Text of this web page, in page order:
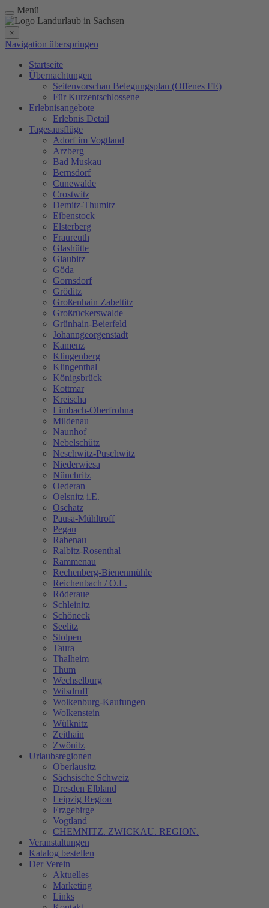
Menü
×
Navigation überspringen
Startseite
Übernachtungen
Seitenvorschau Belegungsplan (Offenes FE)
Für Kurzentschlossene
Erlebnisangebote
Erlebnis Detail
Tagesausflüge
Adorf im Vogtland
Arzberg
Bad Muskau
Bernsdorf
Cunewalde
Crostwitz
Demitz-Thumitz
Eibenstock
Elsterberg
Fraureuth
Glashütte
Glaubitz
Göda
Gornsdorf
Gröditz
Großenhain Zabeltitz
Großrückerswalde
Grünhain-Beierfeld
Johanngeorgenstadt
Kamenz
Klingenberg
Klingenthal
Königsbrück
Kottmar
Kreischa
Limbach-Oberfrohna
Mildenau
Naunhof
Nebelschütz
Neschwitz-Puschwitz
Niederwiesa
Nünchritz
Oederan
Oelsnitz i.E.
Oschatz
Pausa-Mühltroff
Pegau
Rabenau
Ralbitz-Rosenthal
Rammenau
Rechenberg-Bienenmühle
Reichenbach / O.L.
Röderaue
Schleinitz
Schöneck
Seelitz
Stolpen
Taura
Thalheim
Thum
Wechselburg
Wilsdruff
Wolkenburg-Kaufungen
Wolkenstein
Wülknitz
Zeithain
Zwönitz
Urlaubsregionen
Oberlausitz
Sächsische Schweiz
Dresden Elbland
Leipzig Region
Erzgebirge
Vogtland
CHEMNITZ. ZWICKAU. REGION.
Veranstaltungen
Katalog bestellen
Der Verein
Aktuelles
Marketing
Links